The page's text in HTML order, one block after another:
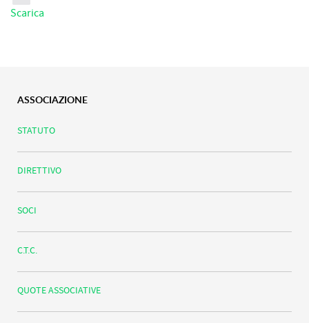
Scarica
ASSOCIAZIONE
STATUTO
DIRETTIVO
SOCI
C.T.C.
QUOTE ASSOCIATIVE